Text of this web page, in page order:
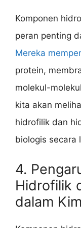
Komponen
peran penting
Mereka
protein,
molekul-
kita akan
hidrofilik dan
biologis secara
4.
Hidrofilik
dalam